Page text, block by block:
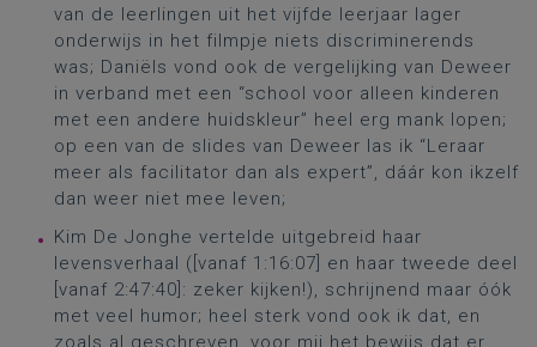
van de leerlingen uit het vijfde leerjaar lager
onderwijs in het filmpje niets discriminerends
was; Daniëls vond ook de vergelijking van Deweer
in verband met een “school voor alleen kinderen
met een andere huidskleur” heel erg mank lopen;
op een van de slides van Deweer las ik “Leraar
meer als facilitator dan als expert”, dáár kon ikzelf
dan weer niet mee leven;
Kim De Jonghe vertelde uitgebreid haar
levensverhaal ([vanaf 1:16:07] en haar tweede deel
[vanaf 2:47:40]: zeker kijken!), schrijnend maar óók
met veel humor; heel sterk vond ook ik dat, en
zoals al geschreven, voor mij het bewijs dat er